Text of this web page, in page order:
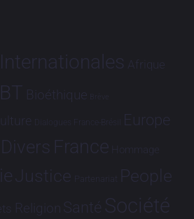
Afrique
Bioéthique Brève
Dialogues France-Brésil Europe
France Hommage
Justice Partenariat People
Religion Santé Société